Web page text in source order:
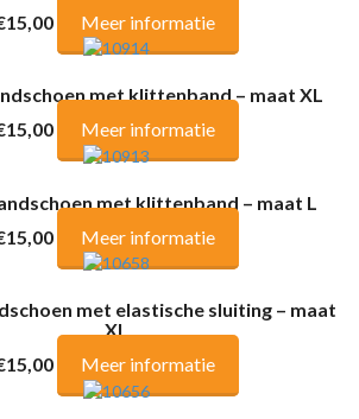
Meer informatie
met klittenband – maat XL
Meer informatie
met klittenband – maat L
Meer informatie
met elastische sluiting – maat
XL
Meer informatie